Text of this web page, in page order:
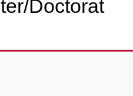
Doctorat